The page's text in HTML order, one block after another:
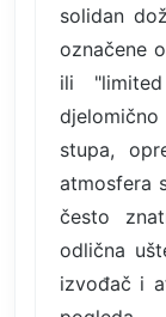
solidan
označene
ili
stupa,
atmosfera
često
odlična
izvođač i